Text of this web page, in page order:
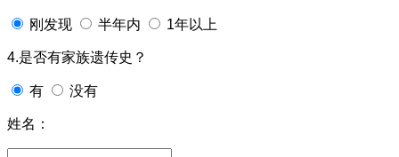
刚发现 半年内 1年以上
4.是否有家族遗传史？
有 没有
姓名：